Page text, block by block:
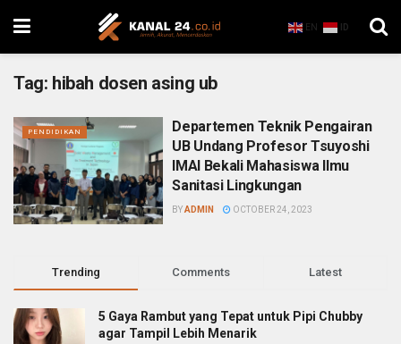
EN ID
Tag: hibah dosen asing ub
PENDIDIKAN
Departemen Teknik Pengairan
UB Undang Profesor Tsuyoshi
IMAI Bekali Mahasiswa Ilmu
Sanitasi Lingkungan
BYADMIN OCTOBER 24, 2023
Trending Comments Latest
5 Gaya Rambut yang Tepat untuk Pipi Chubby
agar Tampil Lebih Menarik